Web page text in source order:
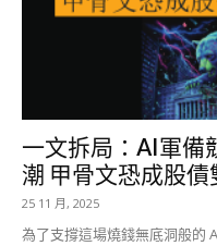
一文拆局：AI軍
潮 甲骨文恐成股債
25 11 月, 2025
為了支撐這場燒錢無底洞般的